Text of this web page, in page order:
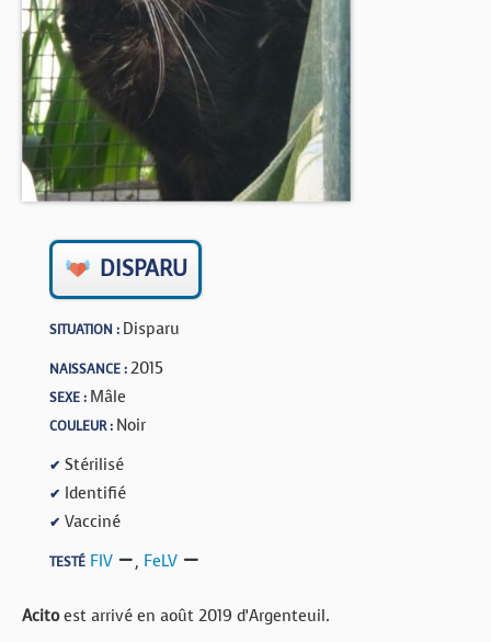
BOUTIQUE
FORUM
DISPARU
SITUATION : Disparu
NAISSANCE :2015
SEXE : Mâle
COULEUR : Noir
✔ Stérilisé
✔ Identifié
✔ Vacciné
TESTÉ FIV , FeLV
Acitoest arrivé en août 2019 d’Argenteuil.